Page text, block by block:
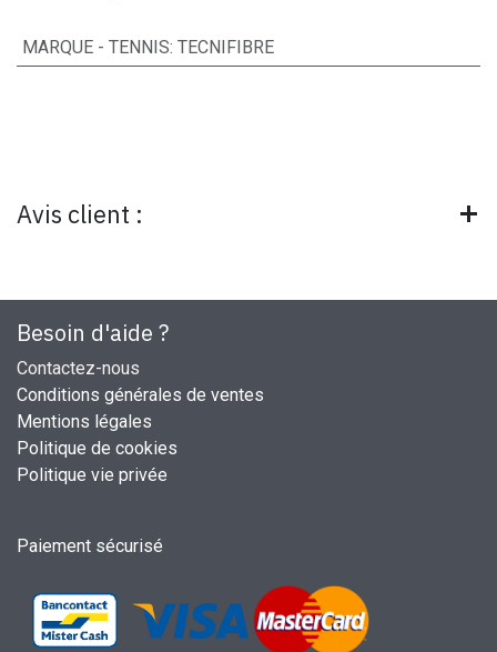
MARQUE - TENNIS: TECNIFIBRE
Avis client :
Besoin d'aide ?
Contactez-nous
Conditions générales de ventes
Mentions légales
Politique de cookies
Politique vie privée
Paiement sécurisé